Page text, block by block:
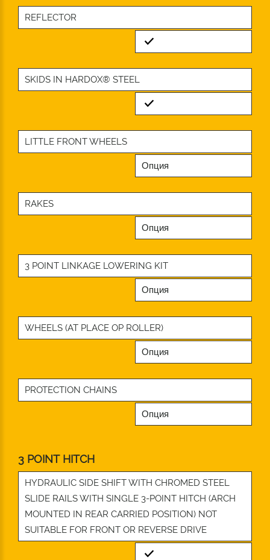
REFLECTOR
Standard
SKIDS IN HARDOX® STEEL
Standard
LITTLE FRONT WHEELS
Опция
RAKES
Опция
3 POINT LINKAGE LOWERING KIT
Опция
WHEELS (AT PLACE OP ROLLER)
Опция
PROTECTION CHAINS
Опция
3 POINT HITCH
HYDRAULIC SIDE SHIFT WITH CHROMED STEEL
SLIDE RAILS WITH SINGLE 3-POINT HITCH (ARCH
MOUNTED IN REAR CARRIED POSITION) NOT
SUITABLE FOR FRONT OR REVERSE DRIVE
Standard